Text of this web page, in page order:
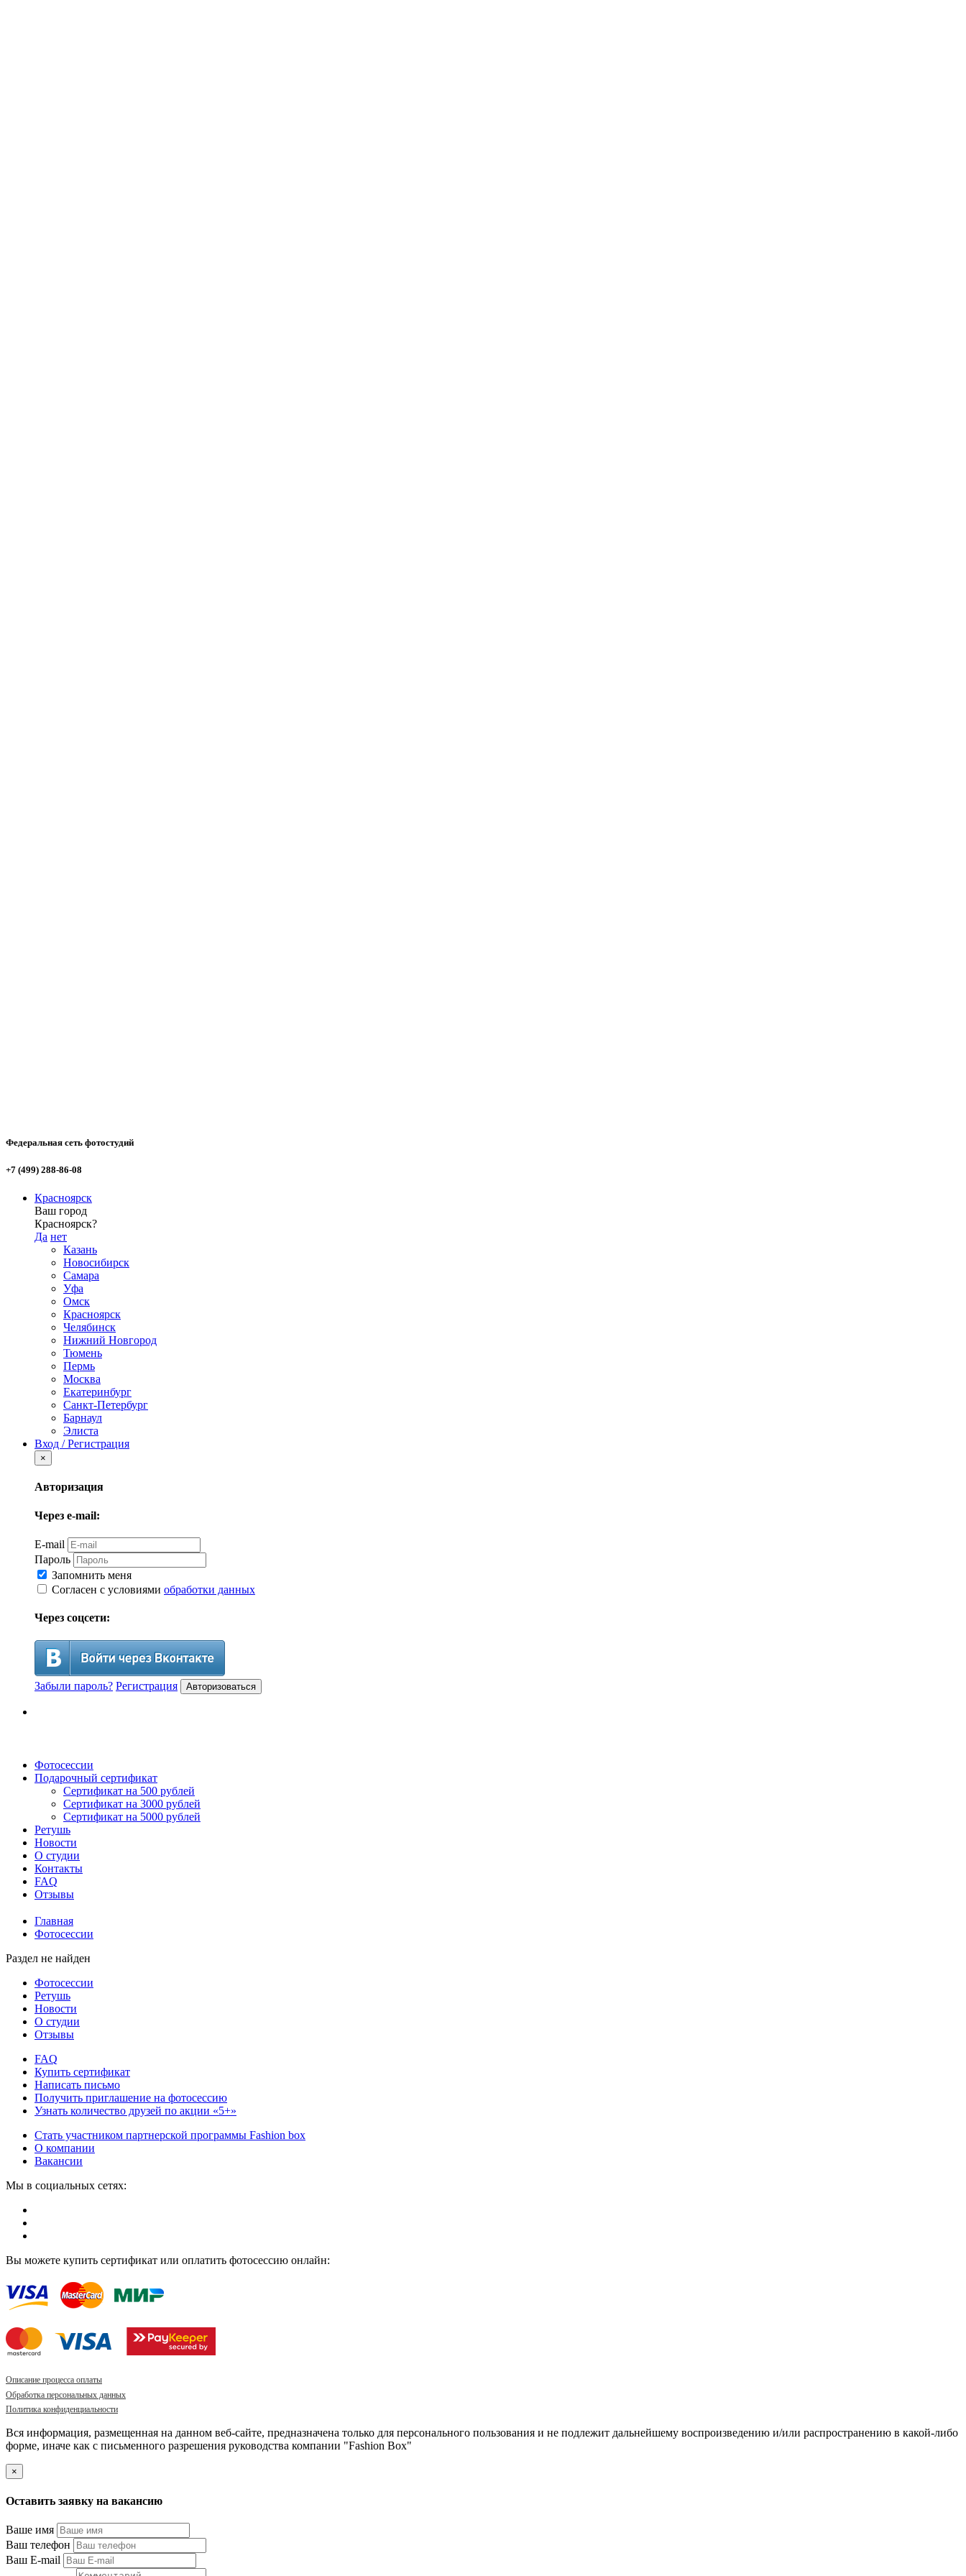
Федеральная сеть фотостудий
+7 (499) 288-86-08
Красноярск
Ваш город
Красноярск?
Да нет
Казань
Новосибирск
Самара
Уфа
Омск
Красноярск
Челябинск
Нижний Новгород
Тюмень
Пермь
Москва
Екатеринбург
Санкт-Петербург
Барнаул
Элиста
Вход / Регистрация
×
Авторизация
Через e-mail:
E-mail
Пароль
Запомнить меня
Согласен с условиями обработки данных
Через соцсети:
Забыли пароль? Регистрация Авторизоваться
Фотосессии
Подарочный сертификат
Сертификат на 500 рублей
Сертификат на 3000 рублей
Сертификат на 5000 рублей
Ретушь
Новости
О студии
Контакты
FAQ
Отзывы
Главная
Фотосессии
Раздел не найден
Фотосессии
Ретушь
Новости
О студии
Отзывы
FAQ
Купить сертификат
Написать письмо
Получить приглашение на фотосессию
Узнать количество друзей по акции «5+»
Стать участником партнерской программы Fashion box
О компании
Вакансии
Мы в социальных сетях:
Вы можете купить сертификат или оплатить фотосессию онлайн:
Описание процесса оплаты
Обработка персональных данных
Политика конфиденциальности
Вся информация, размещенная на данном веб-сайте, предназначена только для персонального пользования и не подлежит дальнейшему воспроизведению и/или распространению в какой-либо
форме, иначе как с письменного разрешения руководства компании "Fashion Box"
×
Оставить заявку на вакансию
Ваше имя
Ваш телефон
Ваш E-mail